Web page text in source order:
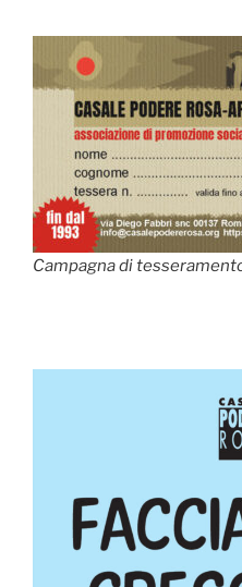
Campagna di